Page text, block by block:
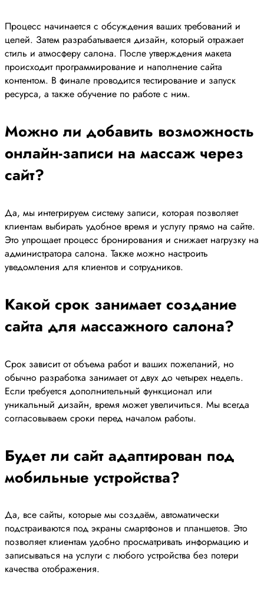
Процесс начинается с обсуждения ваших требований и
целей. Затем разрабатывается дизайн, который отражает
стиль и атмосферу салона. После утверждения макета
происходит программирование и наполнение сайта
контентом. В финале проводится тестирование и запуск
ресурса, а также обучение по работе с ним.
Можно ли добавить возможность
онлайн-записи на массаж через
сайт?
Да, мы интегрируем систему записи, которая позволяет
клиентам выбирать удобное время и услугу прямо на сайте.
Это упрощает процесс бронирования и снижает нагрузку на
администратора салона. Также можно настроить
уведомления для клиентов и сотрудников.
Какой срок занимает создание
сайта для массажного салона?
Срок зависит от объема работ и ваших пожеланий, но
обычно разработка занимает от двух до четырех недель.
Если требуется дополнительный функционал или
уникальный дизайн, время может увеличиться. Мы всегда
согласовываем сроки перед началом работы.
Будет ли сайт адаптирован под
мобильные устройства?
Да, все сайты, которые мы создаём, автоматически
подстраиваются под экраны смартфонов и планшетов. Это
позволяет клиентам удобно просматривать информацию и
записываться на услуги с любого устройства без потери
качества отображения.